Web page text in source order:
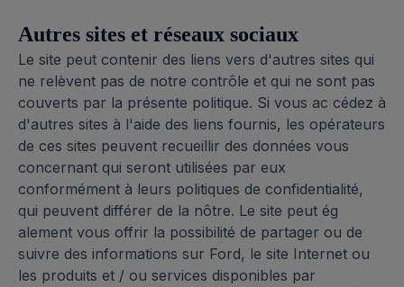
Autres sites et réseaux sociaux
Le site peut contenir des liens vers d'autres sites qui
ne relèvent pas de notre contrôle et qui ne sont pas
couverts par la présente politique. Si vous ac cédez à
d'autres sites à l'aide des liens fournis, les opérateurs
de ces sites peuvent recueillir des données vous
concernant qui seront utilisées par eux
conformément à leurs politiques de confidentialité,
qui peuvent différer de la nôtre. Le site peut ég
alement vous offrir la possibilité de partager ou de
suivre des informations sur Ford, le site Internet ou
les produits et / ou services disponibles par